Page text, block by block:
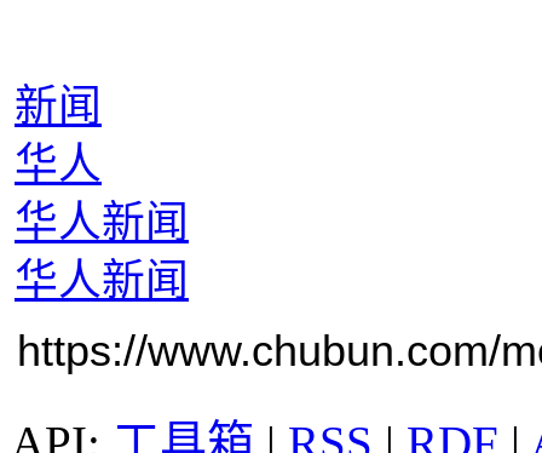
新闻
华人
华人新闻
华人新闻
https://www.chubun.com/